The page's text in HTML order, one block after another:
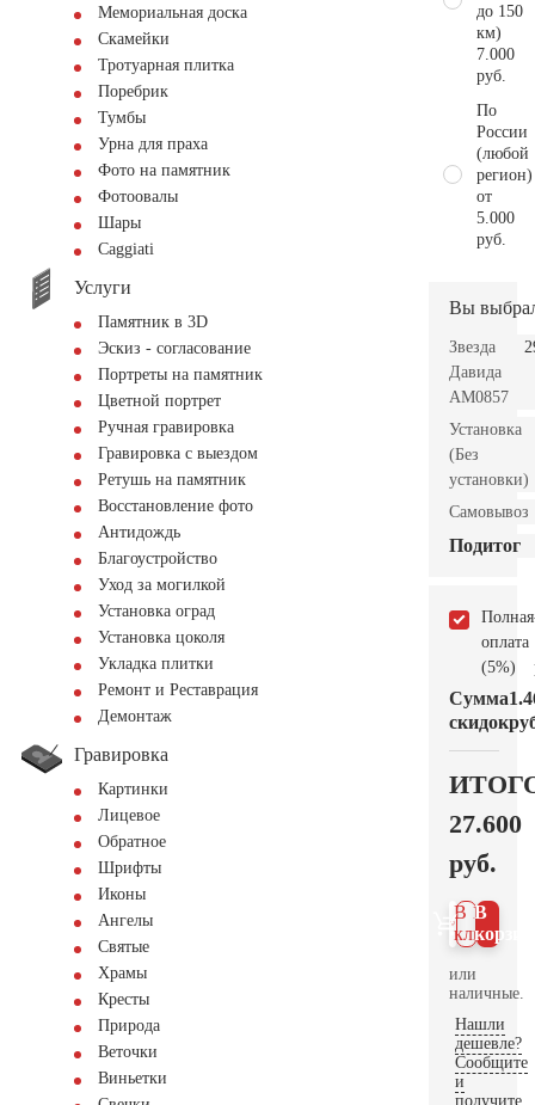
Мемориальная доска
Скамейки
Тротуарная плитка
Поребрик
Тумбы
Урна для праха
Фото на памятник
Фотоовалы
Шары
Сaggiati
Услуги
Памятник в 3D
Эскиз - согласование
Портреты на памятник
Цветной портрет
Ручная гравировка
Гравировка с выездом
Ретушь на памятник
Восстановление фото
Антидождь
Благоустройство
Уход за могилкой
Установка оград
Установка цоколя
Укладка плитки
Ремонт и Реставрация
Демонтаж
Гравировка
Картинки
Лицевое
Обратное
Шрифты
Иконы
Ангелы
Святые
Храмы
Кресты
Природа
Веточки
Виньетки
до 150
км)
7.000
руб.
По
России
(любой
регион)
от
5.000
руб.
Вы
Звезда
Давида
AM0857
Установка
(Без
установки)
Самовывоз
Подитог
Полная
оплата
(5%)
Сумма
скидок
27.600
руб.
В
В 1
клик
или
наличные.
Нашли
дешевле?
Сообщите
и
получите